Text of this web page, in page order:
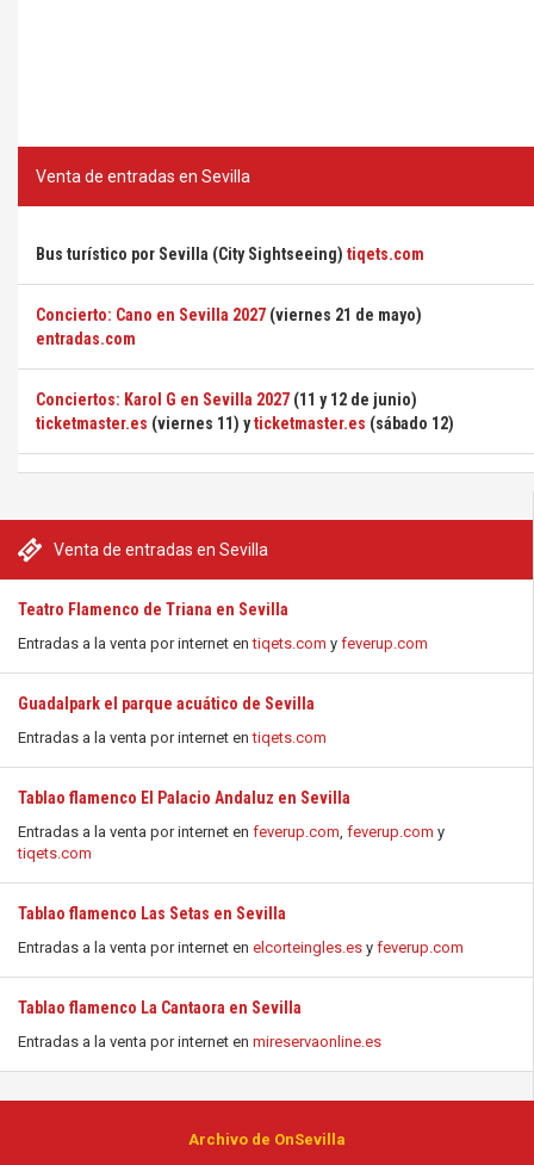
Venta de entradas en Sevilla
Teatro Flamenco de Triana en Sevilla
Entradas a la venta por internet entiqets.com y feverup.com
Guadalpark el parque acuático de Sevilla
Entradas a la venta por internet entiqets.com
Tablao flamenco El Palacio Andaluz en Sevilla
Entradas a la venta por internet en feverup.com, feverup.com y
tiqets.com
Tablao flamenco Las Setas en Sevilla
Entradas a la venta por internet en elcorteingles.es y feverup.com
Tablao flamenco La Cantaora en Sevilla
Entradas a la venta por internet en mireservaonline.es
Venta de entradas en Sevilla
Bus turístico por Sevilla (City Sightseeing) tiqets.com
Concierto: Cano en Sevilla 2027 (viernes 21 de mayo)
entradas.com
Conciertos: Karol G en Sevilla 2027 (11 y 12 de junio)
ticketmaster.es (viernes 11) yticketmaster.es (sábado 12)
Archivo de OnSevilla